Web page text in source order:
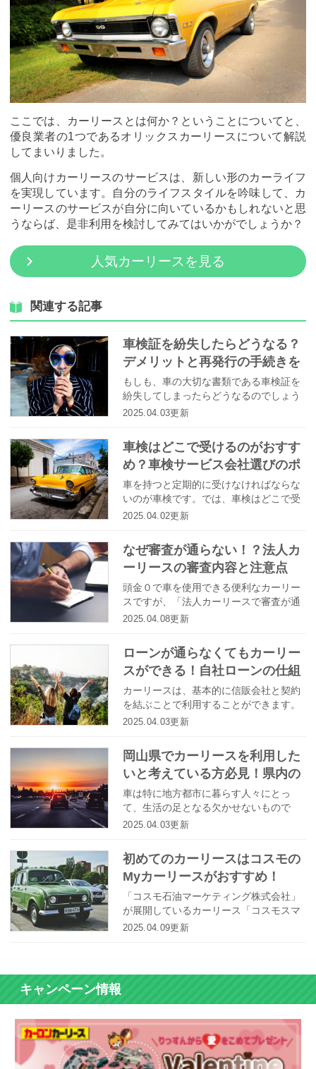
ここでは、カーリースとは何か？ということについてと、
優良業者の1つであるオリックスカーリースについて解説
してまいりました。
個人向けカーリースのサービスは、新しい形のカーライフ
を実現しています。自分のライフスタイルを吟味して、カ
ーリースのサービスが自分に向いているかもしれないと思
うならば、是非利用を検討してみてはいかがでしょうか？
人気カーリースを見る
関連する記事
車検証を紛失したらどうなる？
デメリットと再発行の手続きを
わかりやすく解説！
もしも、車の大切な書類である車検証を
紛失してしまったらどうなるのでしょう
か。今回は、車検証の再発行はどんな方
2025.04.03更新
車検はどこで受けるのがおすす
め？車検サービス会社選びのポ
イントとは
車を持つと定期的に受けなければならな
いのが車検です。では、車検はどこで受
けるのがおすすめでしょうか。車検サー
でしょうか？
2025.04.02更新
なぜ審査が通らない！？法人カ
ーリースの審査内容と注意点
頭金０で車を使用できる便利なカーリー
スですが、「法人カーリースで審査が通
らない！」という方のために、審査通過
でをご紹介します。
2025.04.08更新
ローンが通らなくてもカーリー
スができる！自社ローンの仕組
みとメリット・デメリット
カーリースは、基本的に信販会社と契約
を結ぶことで利用することができます。
つまり、審査に通らなければ利用はでき
なそうだからと言って、金利の高いロー
ン契約をしてしまうのも考え物です。そ
んな方におすすめなのが「自社ローン」
となります。 ここでは、自社ローンの仕
組みと自社ローンでカーリースする際の
えます。
2025.04.03更新
岡山県でカーリースを利用した
いと考えている方必見！県内の
カーリース会社をご紹介!
車は特に地方都市に暮らす人々にとっ
て、生活の足となる欠かせないもので
す。一方で、車を購入しようとすると、
す。そこで、おすすめしたいのがカーリ
ースです。今回はカーリースのメリット
を紹介し、地方都市の中でも岡山県に注
目したうえで、岡山県内のカーリース会
社を紹介します。
2025.04.03更新
初めてのカーリースはコスモの
Myカーリースがおすすめ！
「コスモ石油マーケティング株式会社」
が展開しているカーリース「コスモスマ
ートビークル」は、初めてカーリースを
2025.04.09更新
キャンペーン情報